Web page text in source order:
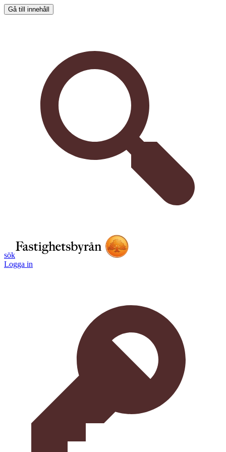
Gå till innehåll
sök
Logga in